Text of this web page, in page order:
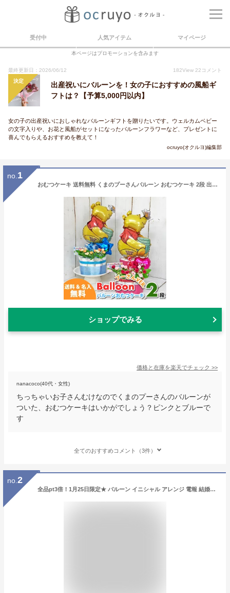
受付中 人気アイテム マイページ
本ページはプロモーションを含みます
最終更新日：2026/06/12 182View 22 コメント
決定
出産祝いにバルーンを！女の子におすすめの風船ギ
フトは？【予算5,000円以内】
女の子の出産祝いにおしゃれなバルーンギフトを贈りたいです。ウェルカムベビー
の文字入りや、お花と風船がセットになったバルーンフラワーなど、プレゼントに
喜んでもらえるおすすめを教えて！
ocruyo(オクルヨ)編集部
no. 1
おむつケーキ 送料無料 くまのプーさんバルーン おむつケーキ 2段 出産祝い 名入れ 男の子 女の子 おむつケーキ
ショップでみる
価格と在庫を楽天でチェック >>
nanacoco(40代・女性)
ちっちゃいお子さんむけなのでくまのプーさんのバルーンが
ついた、おむつケーキはいかがでしょう？ピンクとブルーで
す
全てのおすすめコメント（3件）
no. 2
全品pt3倍！1月25日限定★ バルーン イニシャル アレンジ 電報 結婚式 ウェディング 結婚祝い 誕生日祝い 出産祝い 飾り パーティー 送料無料 ディズニー ミニー ピンク 彼女 女の子 女子 母親 バレンタイン プレゼント 専門 出産記念品